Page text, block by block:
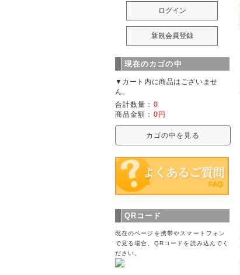
現在のカゴの中
▼カート内に商品はございませ
ん。
合計数量： 0
商品金額： 0円
カゴの中を見る
QRコード
現在のページを携帯やスマートフォン
で見る場合、QRコードを読み込んでく
ださい。